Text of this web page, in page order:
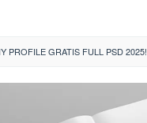
PROFILE GRATIS FULL PSD 2025!